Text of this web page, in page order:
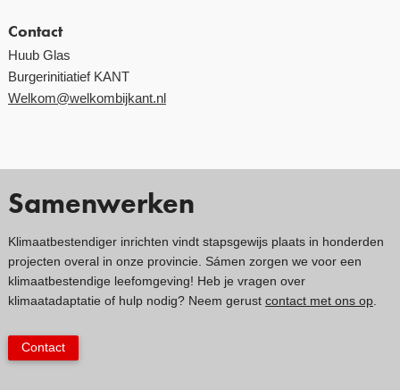
Contact
Huub Glas
Burgerinitiatief KANT
Welkom@welkombijkant.nl
Samenwerken
Klimaatbestendiger inrichten vindt stapsgewijs plaats in honderden
projecten overal in onze provincie. Sámen zorgen we voor een
klimaatbestendige leefomgeving! Heb je vragen over
klimaatadaptatie of hulp nodig? Neem gerust contact met ons op.
Contact